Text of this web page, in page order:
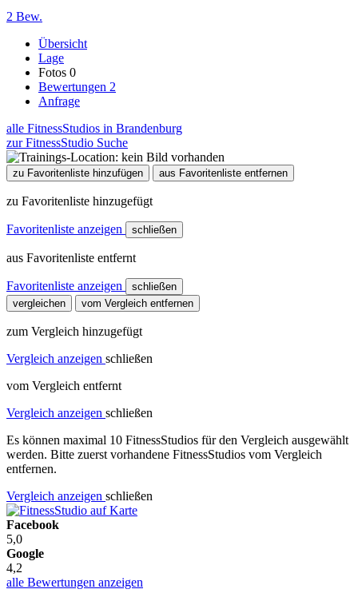
2 Bew.
Übersicht
Lage
Fotos 0
Bewertungen 2
Anfrage
alle FitnessStudios in Brandenburg
zur FitnessStudio Suche
zu Favoritenliste hinzufügen aus Favoritenliste entfernen
zu Favoritenliste hinzugefügt
Favoritenliste anzeigen schließen
aus Favoritenliste entfernt
Favoritenliste anzeigen
schließen
vergleichen
vom Vergleich entfernen
zum Vergleich hinzugefügt
Vergleich anzeigen schließen
vom Vergleich entfernt
Vergleich anzeigen schließen
Es können maximal 10 FitnessStudios für den Vergleich ausgewählt
werden. Bitte zuerst vorhandene FitnessStudios vom Vergleich
entfernen.
Vergleich anzeigen schließen
Facebook
5,0
Google
4,2
alle Bewertungen anzeigen